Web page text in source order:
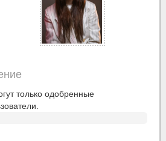
только одобренные